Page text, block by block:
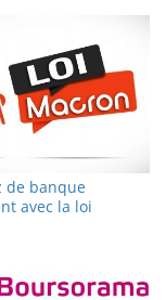
de banque
avec la loi